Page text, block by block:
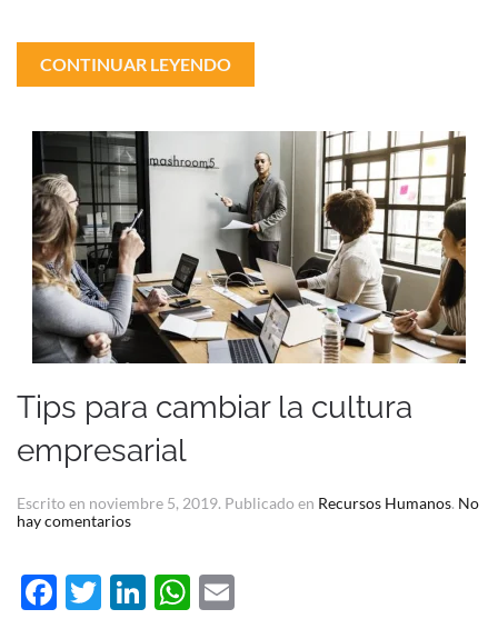
CONTINUAR LEYENDO
Tips para cambiar la cultura
empresarial
Escrito en noviembre 5, 2019. Publicado en Recursos Humanos. No
hay comentariosen
cambiar
la
cultura
Facebook
Twitter
LinkedIn
WhatsApp